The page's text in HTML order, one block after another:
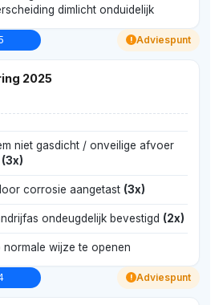
dimlicht onduidelijk
! Adviespunt
2025
niet gasdicht / onveilige afvoer
(3x)
corrosie aangetast (3x)
ondeugdelijk bevestigd (2x)
normale wijze te openen
! Adviespunt